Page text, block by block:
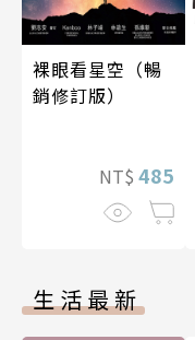
裸眼看星空（暢
銷修訂版）
NT$ 485
生活最新